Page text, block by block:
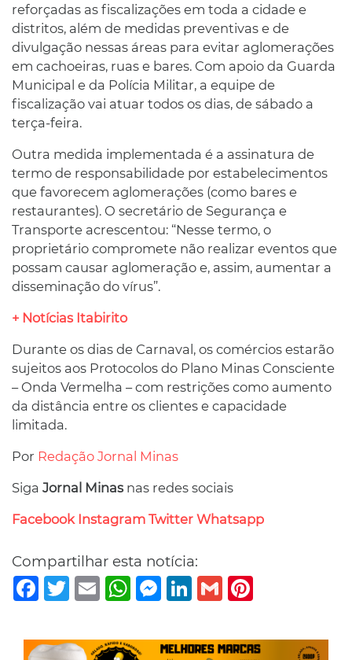
reforçadas as fiscalizações em toda a cidade e
distritos, além de medidas preventivas e de
divulgação nessas áreas para evitar aglomerações
em cachoeiras, ruas e bares. Com apoio da Guarda
Municipal e da Polícia Militar, a equipe de
fiscalização vai atuar todos os dias, de sábado a
terça-feira.
Outra medida implementada é a assinatura de
termo de responsabilidade por estabelecimentos
que favorecem aglomerações (como bares e
restaurantes). O secretário de Segurança e
Transporte acrescentou: “Nesse termo, o
proprietário compromete não realizar eventos que
possam causar aglomeração e, assim, aumentar a
disseminação do vírus”.
+ Notícias Itabirito
Durante os dias de Carnaval, os comércios estarão
sujeitos aos Protocolos do Plano Minas Consciente
– Onda Vermelha – com restrições como aumento
da distância entre os clientes e capacidade
limitada.
Por Redação Jornal Minas
Siga Jornal Minasnas redes sociais
Facebook Instagram Twitter Whatsapp
Compartilhar esta notícia:
Facebook
TwitterEmail WhatsAppMessenger
LinkedIn
Gmail